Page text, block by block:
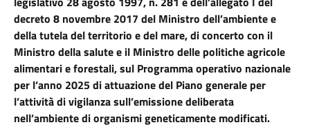
decreto 8 novembre 2017 del Ministro dell’ambiente e
della tutela del territorio e del mare, di concerto con il
Ministro della salute e il Ministro delle politiche agricole
alimentari e forestali, sul Programma operativo nazionale
per l’anno 2025 di attuazione del Piano generale per
l’attività di vigilanza sull’emissione deliberata
nell’ambiente di organismi geneticamente modificati.